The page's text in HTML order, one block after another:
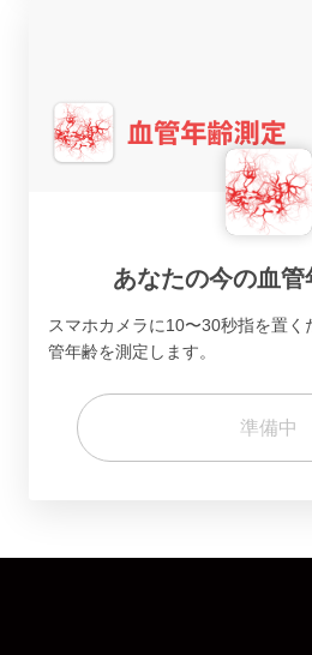
あなたの今の血管
スマホカメラに10〜30秒指を置く
管年齢を測定します。
準備中